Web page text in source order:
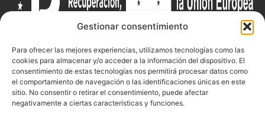
Gestionar consentimiento
Para ofrecer las mejores experiencias, utilizamos tecnologías como las
cookies para almacenar y/o acceder a la información del dispositivo. El
consentimiento de estas tecnologías nos permitirá procesar datos como
el comportamiento de navegación o las identificaciones únicas en este
sitio. No consentir o retirar el consentimiento, puede afectar
negativamente a ciertas características y funciones.
Federació
Presidència
Competicions
Competiciones
Pista
Documentacio
Funcionament
Contacte
Carrer de les